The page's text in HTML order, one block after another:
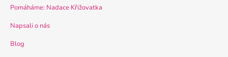
Pomáháme: Nadace Křižovatka
Napsali o nás
Blog